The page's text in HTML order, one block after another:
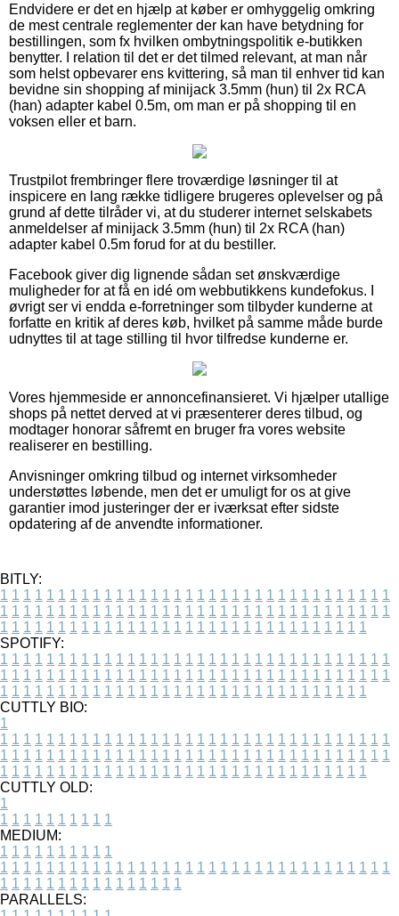
Endvidere er det en hjælp at køber er omhyggelig omkring
de mest centrale reglementer der kan have betydning for
bestillingen, som fx hvilken ombytningspolitik e-butikken
benytter. I relation til det er det tilmed relevant, at man når
som helst opbevarer ens kvittering, så man til enhver tid kan
bevidne sin shopping af minijack 3.5mm (hun) til 2x RCA
(han) adapter kabel 0.5m, om man er på shopping til en
voksen eller et barn.
Trustpilot frembringer flere troværdige løsninger til at
inspicere en lang række tidligere brugeres oplevelser og på
grund af dette tilråder vi, at du studerer internet selskabets
anmeldelser af minijack 3.5mm (hun) til 2x RCA (han)
adapter kabel 0.5m forud for at du bestiller.
Facebook giver dig lignende sådan set ønskværdige
muligheder for at få en idé om webbutikkens kundefokus. I
øvrigt ser vi endda e-forretninger som tilbyder kunderne at
forfatte en kritik af deres køb, hvilket på samme måde burde
udnyttes til at tage stilling til hvor tilfredse kunderne er.
Vores hjemmeside er annoncefinansieret. Vi hjælper utallige
shops på nettet derved at vi præsenterer deres tilbud, og
modtager honorar såfremt en bruger fra vores website
realiserer en bestilling.
Anvisninger omkring tilbud og internet virksomheder
understøttes løbende, men det er umuligt for os at give
garantier imod justeringer der er iværksat efter sidste
opdatering af de anvendte informationer.
BITLY:
1 1 1 1 1 1 1 1 1 1 1 1 1 1 1 1 1 1 1 1 1 1 1 1 1 1 1 1 1 1 1 1 1 1
1 1 1 1 1 1 1 1 1 1 1 1 1 1 1 1 1 1 1 1 1 1 1 1 1 1 1 1 1 1 1 1 1 1
1 1 1 1 1 1 1 1 1 1 1 1 1 1 1 1 1 1 1 1 1 1 1 1 1 1 1 1 1 1 1 1
SPOTIFY:
1 1 1 1 1 1 1 1 1 1 1 1 1 1 1 1 1 1 1 1 1 1 1 1 1 1 1 1 1 1 1 1 1 1
1 1 1 1 1 1 1 1 1 1 1 1 1 1 1 1 1 1 1 1 1 1 1 1 1 1 1 1 1 1 1 1 1 1
1 1 1 1 1 1 1 1 1 1 1 1 1 1 1 1 1 1 1 1 1 1 1 1 1 1 1 1 1 1 1 1
CUTTLY BIO:
1
1 1 1 1 1 1 1 1 1 1 1 1 1 1 1 1 1 1 1 1 1 1 1 1 1 1 1 1 1 1 1 1 1 1
1 1 1 1 1 1 1 1 1 1 1 1 1 1 1 1 1 1 1 1 1 1 1 1 1 1 1 1 1 1 1 1 1 1
1 1 1 1 1 1 1 1 1 1 1 1 1 1 1 1 1 1 1 1 1 1 1 1 1 1 1 1 1 1 1 1
CUTTLY OLD:
1
1 1 1 1 1 1 1 1 1 1
MEDIUM:
1 1 1 1 1 1 1 1 1 1
1 1 1 1 1 1 1 1 1 1 1 1 1 1 1 1 1 1 1 1 1 1 1 1 1 1 1 1 1 1 1 1 1 1
1 1 1 1 1 1 1 1 1 1 1 1 1 1 1 1
PARALLELS: